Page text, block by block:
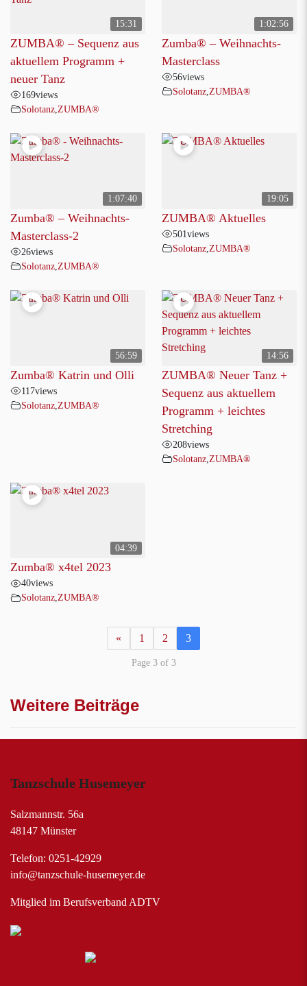
15:31
ZUMBA® – Sequenz aus
aktuellem Programm +
neuer Tanz
169views
Solotanz ZUMBA®
1:02:56
Zumba® – Weihnachts-
Masterclass
56views
Solotanz ZUMBA®
1:07:40
Zumba® – Weihnachts-
Masterclass-2
26views
Solotanz ZUMBA®
19:05
ZUMBA® Aktuelles
501views
Solotanz ZUMBA®
56:59
Zumba® Katrin und Olli
117views
Solotanz ZUMBA®
14:56
ZUMBA® Neuer Tanz +
Sequenz aus aktuellem
Programm + leichtes
Stretching
208views
Solotanz ZUMBA®
04:39
Zumba® x4tel 2023
40views
Solotanz,ZUMBA®
« 1 2 3
Page 3 of 3
Weitere Beiträge
Tanzschule Husemeyer
Salzmannstr. 56a
48147 Münster
Telefon: 0251-42929
info@tanzschule-husemeyer.de
Mitglied im Berufsverband ADTV